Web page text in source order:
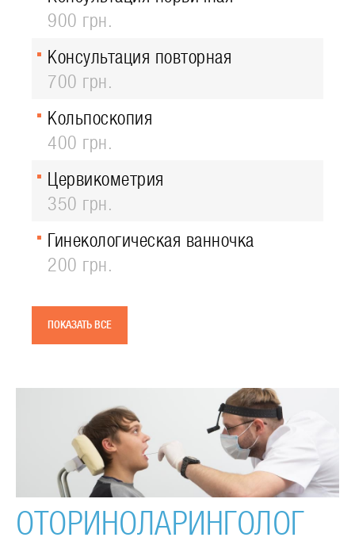
900 грн.
Консультация повторная
700 грн.
Кольпоскопия
400 грн.
Цервикометрия
350 грн.
Гинекологическая ванночка
200 грн.
ПОКАЗАТЬ ВСЕ
ОТОРИНОЛАРИНГОЛОГ